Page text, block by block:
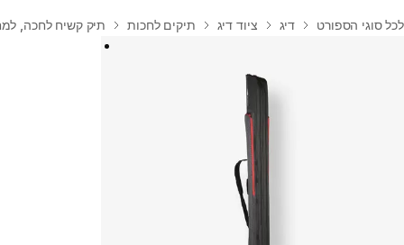
בית
לכל סוגי הספורט דיג ציוד דיג תיקים לחכות תיק קשיח לחכה,